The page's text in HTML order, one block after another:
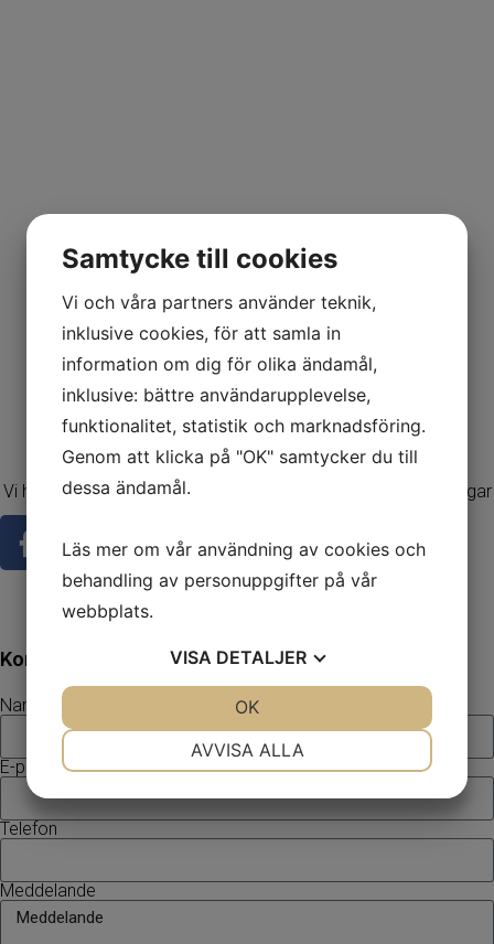
Vi har förmedlat och arrangerat många uppskattade provningar sedan starten 2005.
Kontakta oss
Namn
E-post
Telefon
Meddelande
Samtycke till cookies
Vi och våra partners använder teknik,
inklusive cookies, för att samla in
information om dig för olika ändamål,
inklusive: bättre användarupplevelse,
funktionalitet, statistik och marknadsföring.
Genom att klicka på "OK" samtycker du till
dessa ändamål.
Läs mer om vår användning av cookies och
behandling av personuppgifter på vår
webbplats.
VISA DETALJER
MARKNADSFÖRING STATISTIK
AVVISA ALLA
OK